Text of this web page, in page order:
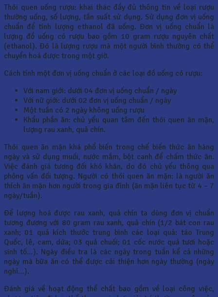
Thói quen uống rượu: khai thác đầy đủ thông tin về loại rượu
thường uống, số lượng, tần suất sử dụng. Sử dụng đơn vị uống
chuẩn để tính lượng ethanol đã uống. Đơn vị uống chuẩn là
lượng đồ uống có rượu bao gồm 10 gram rượu nguyên chất
(ethanol). Đó là lượng rượu mà một người bình thường có thể
chuyển hoá được trong một giờ.
Cách tính một đơn vị uống chuẩn ở các loại đồ uống có rượu:
Với nam giới: dưới 04 đơn vị uống chuẩn / ngày
Với nữ giới: dưới 02 đơn vị uống chuẩn / ngày
Một tuần có 2 ngày không uống rượu
Khẩu phần ăn: chủ yếu quan tâm đến thói quen ăn mặn,
lượng rau xanh, quả chín.
Thói quen ăn mặn khá phổ biến trong chế biến thức ăn hàng
ngày và sử dụng muối, nước mắm, bột canh để chấm thức ăn.
Việc đánh giá tương đối khó khăn, do đó chủ yếu thông qua
phỏng vấn đối tượng. Người có thói quen ăn mặn: là người ăn
thích ăn mặn hơn người trong gia đình (ăn mặn liên tục từ 4 – 7
ngày/tuần).
Để lượng hoá được rau xanh, quả chín ta dùng đơn vị chuẩn
tương đương với 80 gram rau xanh, quả chín (1/2 bát con rau
xanh; 01 quả kích thước trung bình các loại quả: táo Trung
Quốc, lê, cam, dứa; 03 quả chuối; 01 cốc nước quả tươi hoặc
sinh tố…). Ngày điều tra là các ngày trong tuần kể cả những
ngày mà bữa ăn có thể được cải thiện hơn ngày thường (ngày
nghỉ…).
Đánh giá về hoạt động thể chất bao gồm về loại công việc,